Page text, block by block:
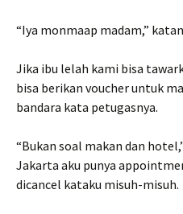
“Iya monmaap madam,”
Jika ibu lelah kami bisa
bisa berikan voucher untuk
bandara kata petugasnya.
“Bukan soal makan dan
Jakarta aku punya
dicancel kataku misuh-misuh.